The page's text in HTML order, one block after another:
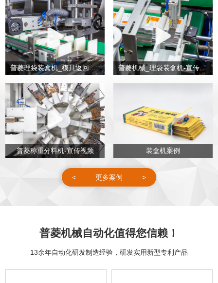
普菱理袋装盒机_模具返回流程 普菱机械_理袋装盒机-宣传视频
普菱称重分料机-宣传视频 装盒机案例
普菱机械自动化值得您信赖！
13余年自动化研发制造经验，研发实用新型专利产品